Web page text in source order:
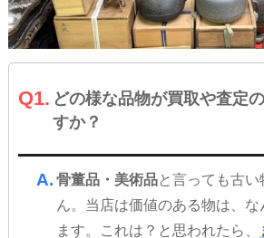
Q1. どの様な品物が買取や査定
すか？
A. 骨董品・美術品と言っても古
ん。当店は価値のある物は、
ます。これは？と思われたら、